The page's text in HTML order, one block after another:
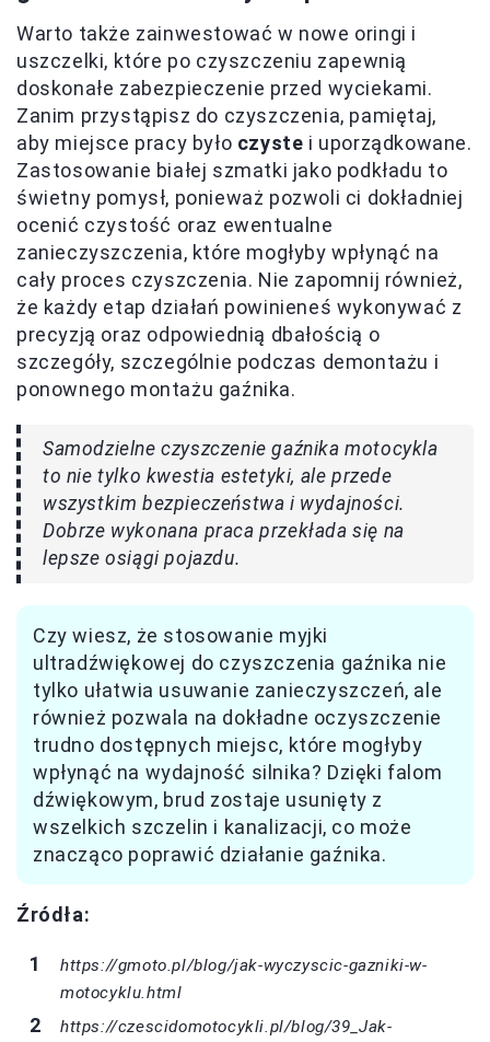
Warto także zainwestować w nowe oringi i
uszczelki, które po czyszczeniu zapewnią
doskonałe zabezpieczenie przed wyciekami.
Zanim przystąpisz do czyszczenia, pamiętaj,
aby miejsce pracy było czyste i uporządkowane.
Zastosowanie białej szmatki jako podkładu to
świetny pomysł, ponieważ pozwoli ci dokładniej
ocenić czystość oraz ewentualne
zanieczyszczenia, które mogłyby wpłynąć na
cały proces czyszczenia. Nie zapomnij również,
że każdy etap działań powinieneś wykonywać z
precyzją oraz odpowiednią dbałością o
szczegóły, szczególnie podczas demontażu i
ponownego montażu gaźnika.
Samodzielne czyszczenie gaźnika motocykla
to nie tylko kwestia estetyki, ale przede
wszystkim bezpieczeństwa i wydajności.
Dobrze wykonana praca przekłada się na
lepsze osiągi pojazdu.
Czy wiesz, że stosowanie myjki
ultradźwiękowej do czyszczenia gaźnika nie
tylko ułatwia usuwanie zanieczyszczeń, ale
również pozwala na dokładne oczyszczenie
trudno dostępnych miejsc, które mogłyby
wpłynąć na wydajność silnika? Dzięki falom
dźwiękowym, brud zostaje usunięty z
wszelkich szczelin i kanalizacji, co może
znacząco poprawić działanie gaźnika.
Źródła:
https://gmoto.pl/blog/jak-wyczyscic-gazniki-w-
motocyklu.html
https://czescidomotocykli.pl/blog/39_Jak-